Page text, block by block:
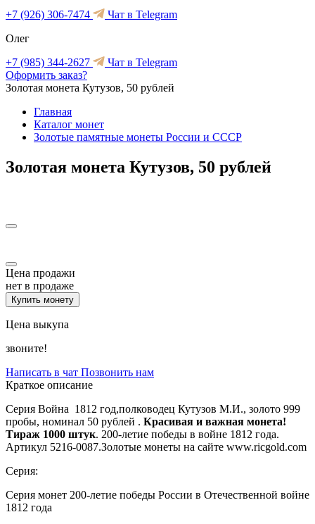
+7 (926) 306-7474
Чат в Telegram
Олег
+7 (985) 344-2627
Чат в Telegram
Оформить заказ?
Золотая монета Кутузов, 50 рублей
Главная
Каталог монет
Золотые памятные монеты России и СССР
Золотая монета Кутузов, 50 рублей
Цена продажи
нет в продаже
Купить монету
Цена выкупа
звоните!
Написать в чат Позвонить нам
Краткое описание
Серия Война 1812 год,полководец Кутузов М.И., золото 999
пробы, номинал 50 рублей . Красивая и важная монета!
Тираж 1000 штук. 200-летие победы в войне 1812 года.
Артикул 5216-0087.Золотые монеты на сайте www.ricgold.com
Серия:
Серия монет 200-летие победы России в Отечественной войне
1812 года